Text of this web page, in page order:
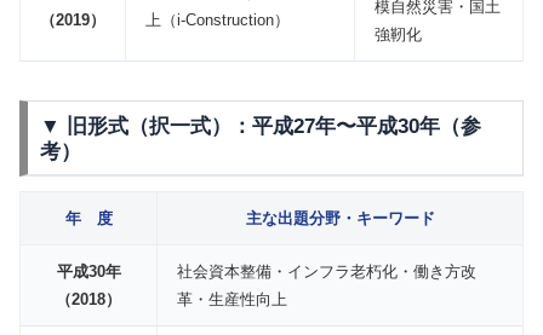
（2019）
上（i-Construction）
模自然災害・国土
強靭化
▼ 旧形式（択一式）：平成27年〜平成30年（参
考）
年 度 主な出題分野・キーワード
平成30年
（2018）
社会資本整備・インフラ老朽化・働き方改
革・生産性向上